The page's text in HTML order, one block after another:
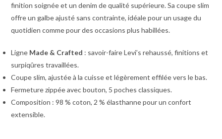
finition soignée et un denim de qualité supérieure. Sa coupe slim
offre un galbe ajusté sans contrainte, idéale pour un usage du
quotidien comme pour des occasions plus habillées.
Ligne Made & Crafted : savoir-faire Levi’s rehaussé, finitions et
surpiqûres travaillées.
Coupe slim, ajustée à la cuisse et légèrement effilée vers le bas.
Fermeture zippée avec bouton, 5 poches classiques.
Composition : 98 % coton, 2 % élasthanne pour un confort
extensible.